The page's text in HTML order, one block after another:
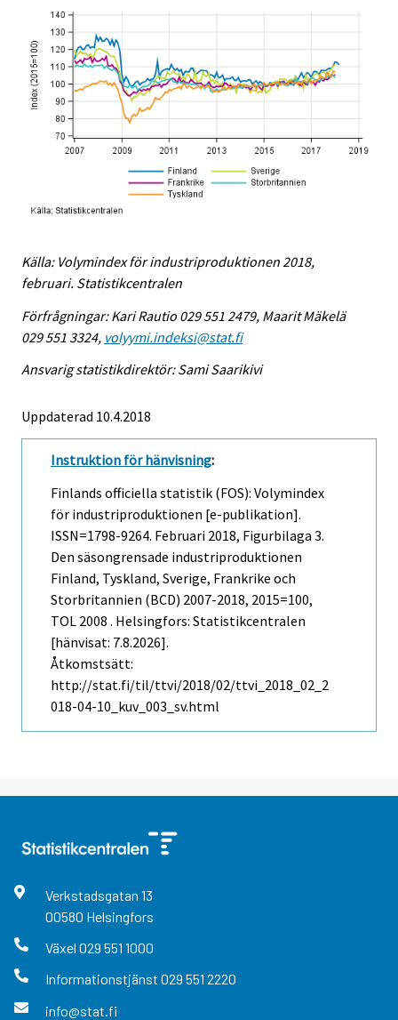
Källa: Volymindex för industriproduktionen 2018,
februari. Statistikcentralen
Förfrågningar: Kari Rautio 029 551 2479, Maarit Mäkelä
029 551 3324, volyymi.indeksi@stat.fi
Ansvarig statistikdirektör: Sami Saarikivi
Uppdaterad 10.4.2018
Instruktion för hänvisning:
Finlands officiella statistik (FOS): Volymindex
för industriproduktionen [e-publikation].
ISSN=1798-9264. Februari 2018, Figurbilaga 3.
Den säsongrensade industriproduktionen
Finland, Tyskland, Sverige, Frankrike och
Storbritannien (BCD) 2007-2018, 2015=100,
TOL 2008 . Helsingfors: Statistikcentralen
[hänvisat: 7.8.2026].
Åtkomstsätt:
http://stat.fi/til/ttvi/2018/02/ttvi_2018_02_2
018-04-10_kuv_003_sv.html
Verkstadsgatan 13
00580 Helsingfors
Växel 029 551 1000
Informationstjänst 029 551 2220
info@stat.fi